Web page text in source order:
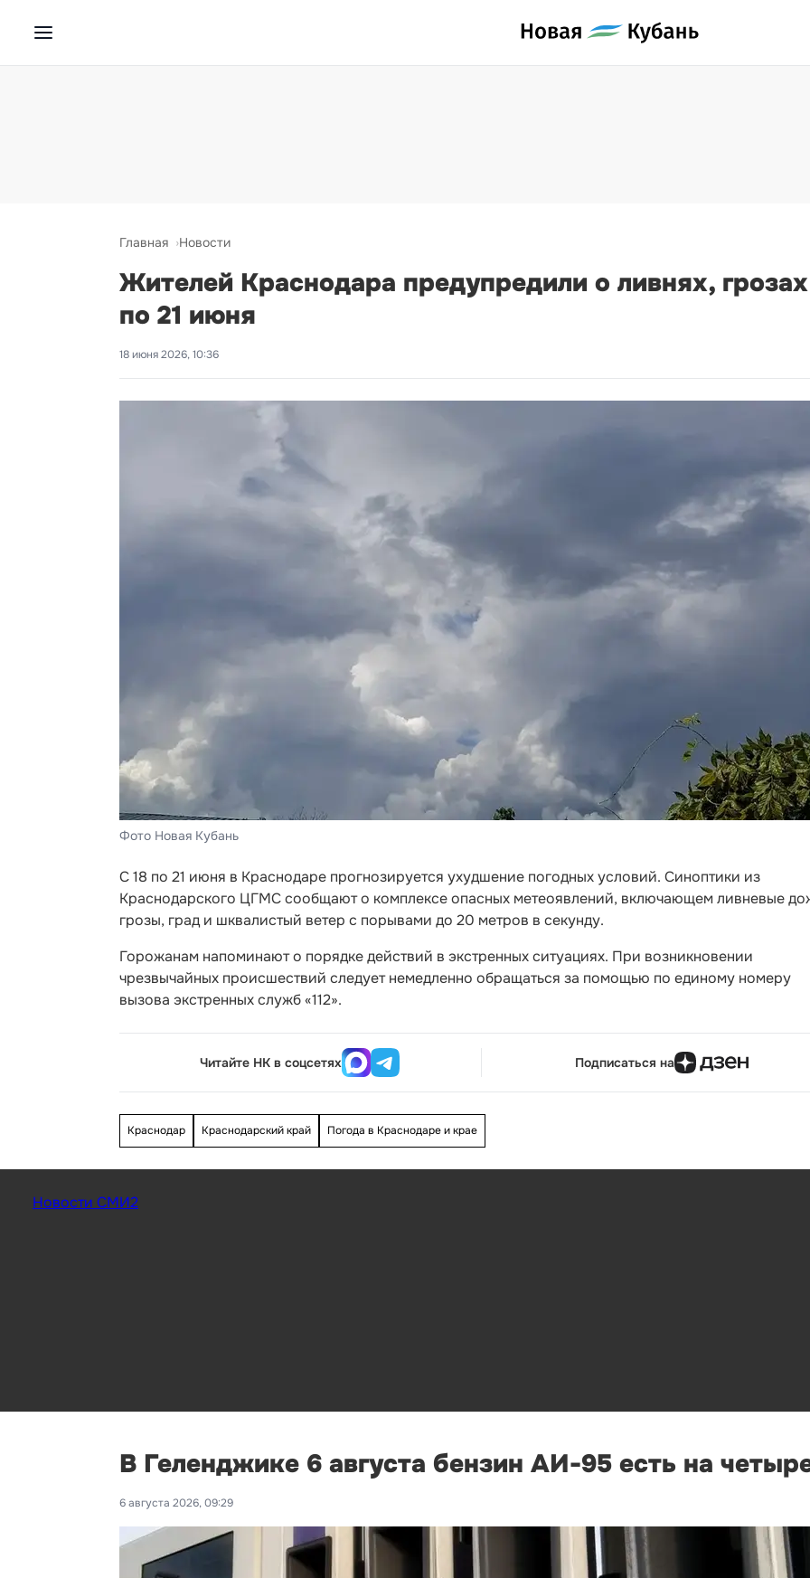
Главная Новости
Жителей Краснодара предупредили о ливнях,
по 21 июня
18 июня 2026, 10:36
Фото Новая Кубань
С 18 по 21 июня в Краснодаре прогнозируется ухудшение погодных условий. Синоптики из
Краснодарского ЦГМС сообщают о комплексе опасных метеоявлений, включающем ливневые
грозы, град и шквалистый ветер с порывами до 20 метров в секунду.
Горожанам напоминают о порядке действий в экстренных ситуациях. При возникновении
чрезвычайных происшествий следует немедленно обращаться за помощью по единому номеру
вызова экстренных служб «112».
Читайте НК в соцсетях Подписаться на
Краснодар Краснодарский край Погода в Краснодаре и крае
Новости СМИ2
В Геленджике 6 августа бензин АИ-95 есть на
6 августа 2026, 09:29